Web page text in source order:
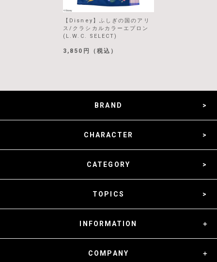
【Disney】ふしぎの国のアリ
ス/クラシカルカラーエプロン
(L.W.C. SELECT)
3,850円（税込）
BRAND
CHARACTER
CATEGORY
TOPICS
INFORMATION
COMPANY